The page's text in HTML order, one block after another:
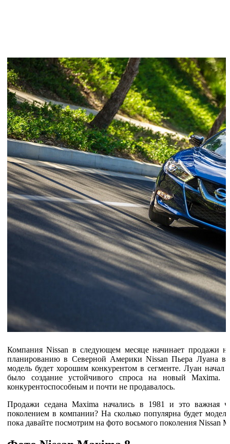
Компания Nissan в следующем месяце начинает продажи
планированию в Северной Америки Nissan Пьера Луана
модель будет хорошим конкурентом в сегменте. Луан начал
было создание устойчивого спроса на новый Maxima.
конкурентоспособным и почти не продавалось.
Продажи седана Maxima начались в 1981 и это важная
поколением в компании? На сколько популярна будет
пока давайте посмотрим на фото восьмого поколения Nissan